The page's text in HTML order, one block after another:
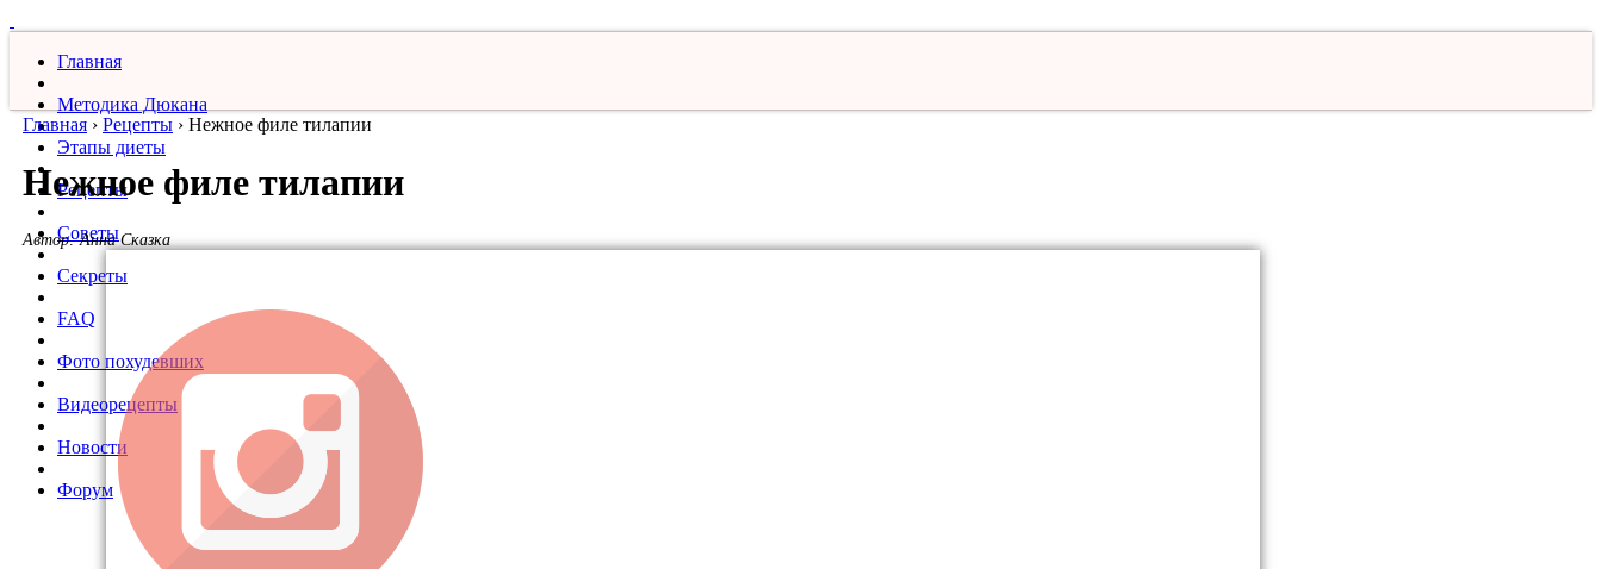
Главная
Методика Дюкана
Этапы диеты
Рецепты
Советы
Секреты
FAQ
Фото похудевших
Видеорецепты
Новости
Форум
Главная › Рецепты › Нежное филе тилапии
Нежное филе тилапии
Автор:Анна Сказка